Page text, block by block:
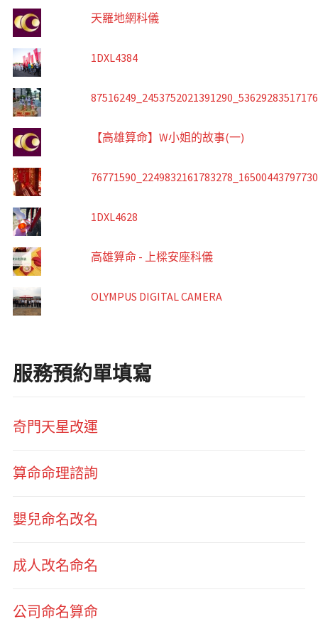
天羅地網科儀
1DXL4384
【高雄算命】W小姐的故事(一)
1DXL4628
高雄算命 - 上樑安座科儀
OLYMPUS DIGITAL CAMERA
服務預約單填寫
奇門天星改運
算命命理諮詢
嬰兒命名改名
成人改名命名
公司命名算命